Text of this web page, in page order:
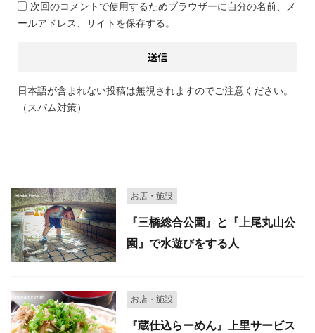
次回のコメントで使用するためブラウザーに自分の名前、メ
ールアドレス、サイトを保存する。
日本語が含まれない投稿は無視されますのでご注意ください。
（スパム対策）
お店・施設
『三橋総合公園』と『上尾丸山公
園』で水遊びをする人
お店・施設
『蔵仕込らーめん』上里サービス